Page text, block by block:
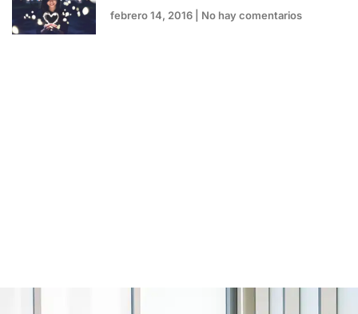
febrero 14, 2016 No hay comentarios